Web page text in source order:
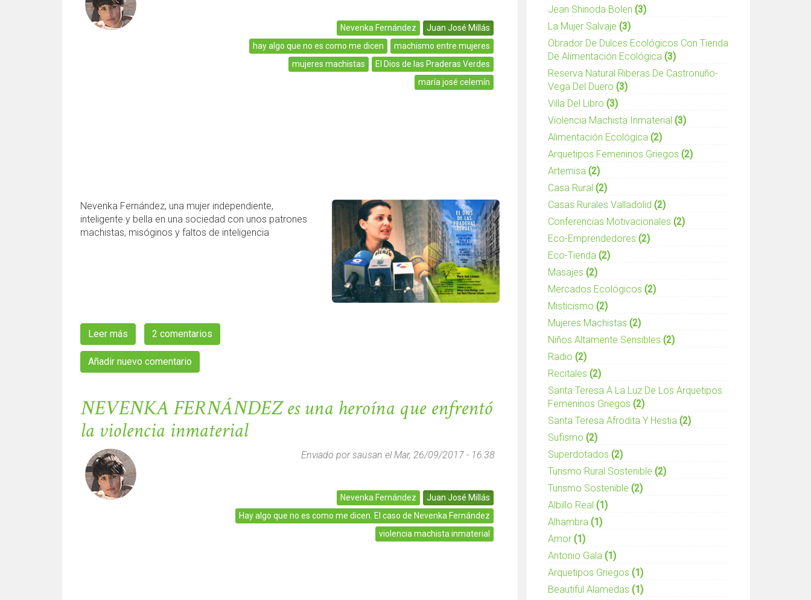
Nevenka Fernández
Juan José Millás
hay algo que no es como me dicen
machismo entre mujeres
mujeres machistas
El Dios de las Praderas Verdes
maría josé celemín
Nevenka Fernández, una mujer independiente,
inteligente y bella en una sociedad con unos patrones
machistas, misóginos y faltos de inteligencia
Leer más sobre Nevenka Fernández, una mujer bella de espíritu femenino independiente en una España misógina y peligrosa
2 comentarios
Añadir nuevo comentario
NEVENKA FERNÁNDEZ es una heroína que enfrentó
la violencia inmaterial
Enviado porsausan el Mar, 26/09/2017 - 16:38
Nevenka Fernández
Juan José Millás
Hay algo que no es como me dicen. El caso de Nevenka Fernández
violencia machista inmaterial
Jean Shinoda Bolen (3)
La Mujer Salvaje (3)
Obrador De Dulces Ecológicos Con Tienda
De Alimentación Ecológica (3)
Reserva Natural Riberas De Castronuño-
Vega Del Duero (3)
Villa Del Libro (3)
Violencia Machista Inmaterial (3)
Alimentación Ecológica (2)
Arquetipos Femeninos Griegos (2)
Artemisa (2)
Casa Rural (2)
Casas Rurales Valladolid (2)
Conferencias Motivacionales (2)
Eco-Emprendedores (2)
Eco-Tienda (2)
Masajes (2)
Mercados Ecológicos (2)
Misticismo (2)
Mujeres Machistas (2)
Niños Altamente Sensibles (2)
Radio (2)
Recitales (2)
Santa Teresa A La Luz De Los Arquetipos
Femeninos Griegos (2)
Santa Teresa Afrodita Y Hestia (2)
Sufismo (2)
Superdotados (2)
Turismo Rural Sostenible (2)
Turismo Sostenible (2)
Albillo Real (1)
Alhambra (1)
Amor (1)
Antonio Gala (1)
Arquetipos Griegos (1)
Beautiful Alamedas (1)